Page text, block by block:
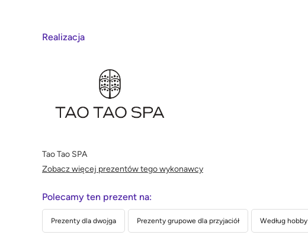
Realizacja
Tao Tao SPA
Zobacz więcej prezentów tego wykonawcy
Polecamy ten prezent na:
Prezenty dla dwojga Prezenty grupowe dla przyjaciół Według